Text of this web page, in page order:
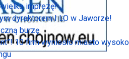
imprezę!
dyrektorem I LO w Jaworze!
burzę
10 firm wyniosło miasto wysoko